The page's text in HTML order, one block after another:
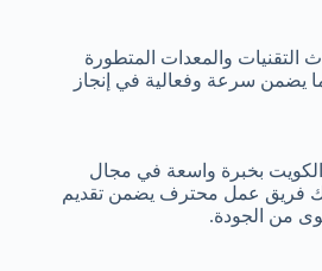
بخبرة واسعة في مجال
فريق عمل محترف يضمن تقديم
من الجودة.
والمعدات المتطورة
يضمن سرعة وفعالية في إنجاز